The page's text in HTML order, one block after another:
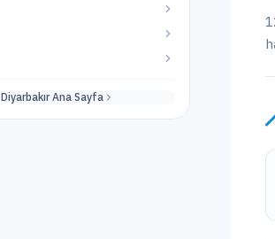
DiyarbakırAna Sayfa